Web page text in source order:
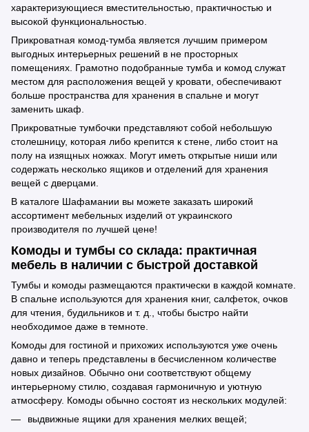
характеризующиеся вместительностью, практичностью и
высокой функциональностью.
Прикроватная комод-тумба является лучшим примером
выгодных интерьерных решений в не просторных
помещениях. Грамотно подобранные тумба и комод служат
местом для расположения вещей у кровати, обеспечивают
больше пространства для хранения в спальне и могут
заменить шкаф.
Прикроватные тумбочки представляют собой небольшую
столешницу, которая либо крепится к стене, либо стоит на
полу на изящных ножках. Могут иметь открытые ниши или
содержать несколько ящиков и отделений для хранения
вещей с дверцами.
В каталоге Шафамании вы можете заказать широкий
ассортимент мебельных изделий от украинского
производителя по лучшей цене!
Комоды и тумбы со склада: практичная
мебель в наличии с быстрой доставкой
Тумбы и комоды размещаются практически в каждой комнате.
В спальне используются для хранения книг, салфеток, очков
для чтения, будильников и т. д., чтобы быстро найти
необходимое даже в темноте.
Комоды для гостиной и прихожих используются уже очень
давно и теперь представлены в бесчисленном количестве
новых дизайнов. Обычно они соответствуют общему
интерьерному стилю, создавая гармоничную и уютную
атмосферу. Комоды обычно состоят из нескольких модулей:
выдвижные ящики для хранения мелких вещей;